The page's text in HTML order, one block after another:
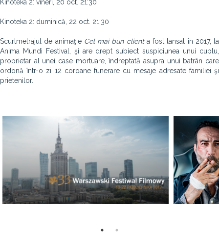
Kinoteka 2: vineri, 20 oct. 21:30
Kinoteka 2: duminică, 22 oct. 21:30
Scurtmetrajul de animaţie Cel mai bun clienta fost lansat în 2017, la
Anima Mundi Festival, şi are drept subiect suspiciunea unui cuplu,
proprietar al unei case mortuare, îndreptată asupra unui batrân care
ordonă într-o zi 12 coroane funerare cu mesaje adresate familiei şi
prietenilor.